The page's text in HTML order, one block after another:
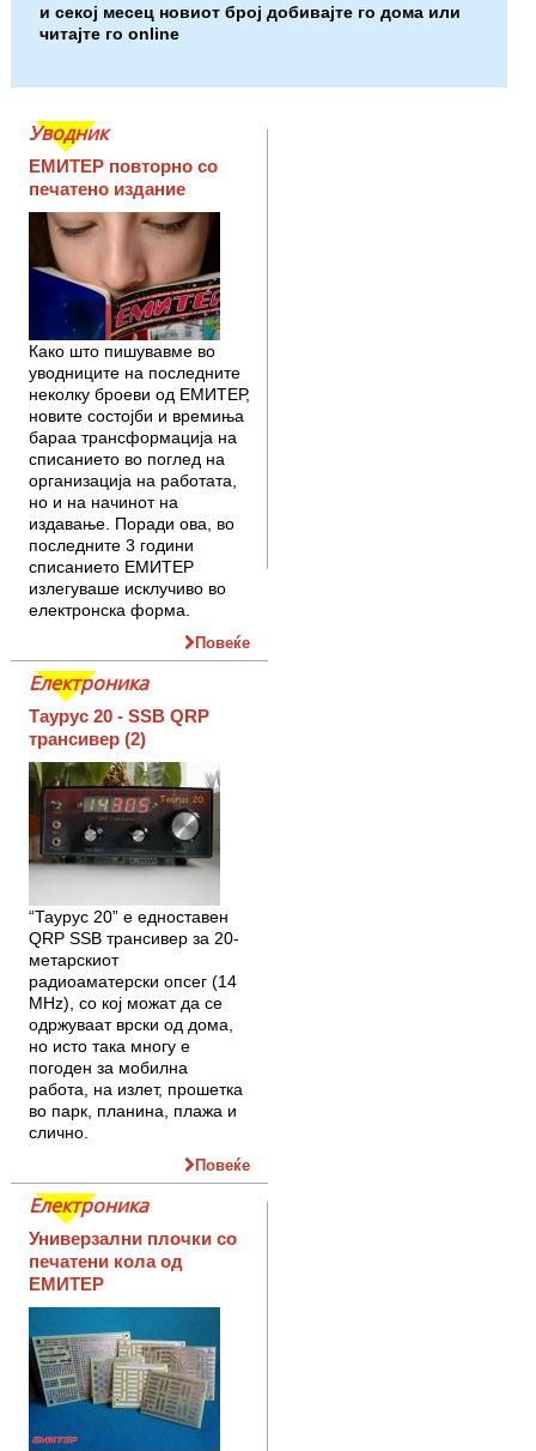
и секој месец новиот број добивајте го дома или
читајте го online
Уводник
ЕМИТЕР повторно со
печатено издание
Како што пишувавме во
уводниците на последните
неколку броеви од ЕМИ­ТЕР,
новите состојби и времиња
бараа трансформација на
списанието во пог­лед на
организација на работата,
но и на на­чинот на
издавање. Поради ова, во
пос­ледните 3 години
списанието ЕМИ­ТЕР
излегуваше исклу­чи­во во
електрон­ска форма.
Повеќе
Електроника
Таурус 20 - SSB QRP
трансивер (2)
“Таурус 20” е едноставен
QRP SSB трансивер за 20-
метарскиот
радиоаматерски опсег (14
MHz), со кој можат да се
одржуваат врски од дома,
но исто така многу е
погоден за мобилна
работа, на излет, прошетка
во парк, планина, плажа и
слично.
Повеќе
Електроника
Универзални плочки со
печатени кола од
ЕМИТЕР